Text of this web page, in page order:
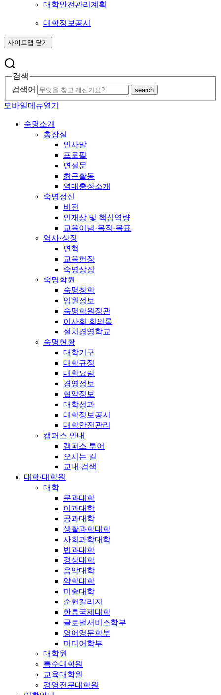
대학안전관리계획
대학정보공시
사이트맵 닫기
검색
검색어
search
모바일메뉴열기
숙명소개
총장실
인사말
프로필
연설문
최근활동
역대총장소개
숙명정신
비전
인재상 및 핵심역량
교육이념·목적·목표
역사·상징
연혁
교육헌장
숙명상징
숙명학원
숙명창학
임원정보
숙명학원정관
이사회 회의록
설치경영학교
숙명현황
대학기구
대학규정
대학요람
경영정보
협약정보
대학성과
대학정보공시
대학안전관리
캠퍼스 안내
캠퍼스 투어
오시는 길
교내 검색
대학·대학원
대학
문과대학
이과대학
공과대학
생활과학대학
사회과학대학
법과대학
경상대학
음악대학
약학대학
미술대학
순헌칼리지
한류국제대학
글로벌서비스학부
영어영문학부
미디어학부
대학원
특수대학원
교육대학원
경영전문대학원